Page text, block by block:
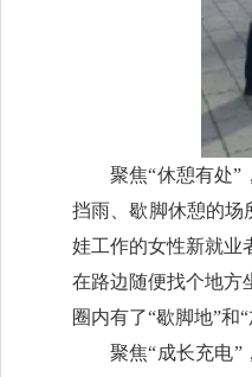
聚焦“休憩有处
挡雨、歇脚休憩的场
娃工作的女性新就业
在路边随便找个地方
圈内有了“歇脚地”和
聚焦“成长充电”